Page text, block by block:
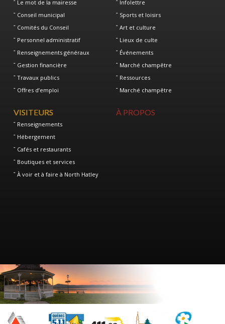
Le mot de la mairesse
Conseil municipal
Comités du Conseil
Personnel administratif
Renseignements généraux
Gestion financière
Travaux publics
Offres d’emploi
Infolettre
Sports et loisirs
Art et culture
Lieux de culte
Événements
Marché champêtre
Ressources
Marché champêtre
VISITEURS
Renseignements
Hébergement
Cafés et restaurants
Boutiques et services
À voir et à faire à North Hatley
À PROPOS